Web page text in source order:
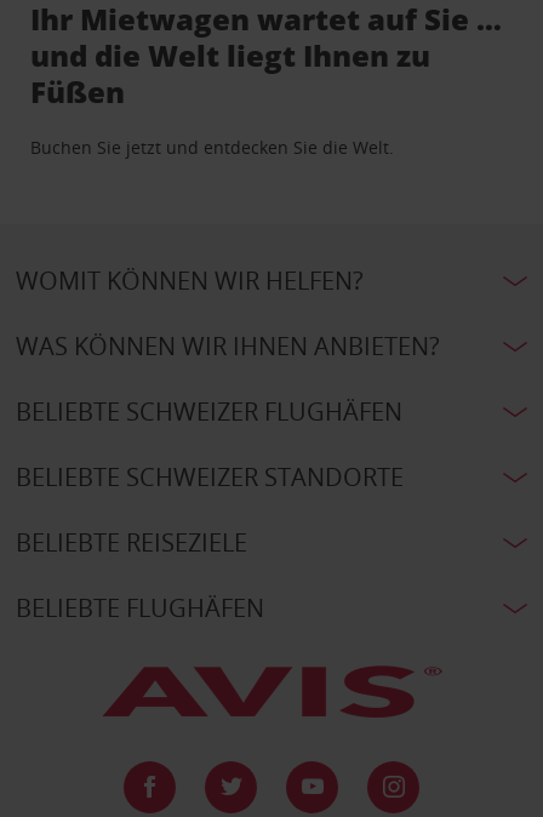
Ihr Mietwagen wartet auf Sie …
und die Welt liegt Ihnen zu
Füßen
Buchen Sie jetzt und entdecken Sie die Welt.
WOMIT KÖNNEN WIR HELFEN?
WAS KÖNNEN WIR IHNEN ANBIETEN?
BELIEBTE SCHWEIZER FLUGHÄFEN
BELIEBTE SCHWEIZER STANDORTE
BELIEBTE REISEZIELE
BELIEBTE FLUGHÄFEN